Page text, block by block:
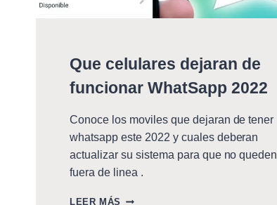
Que celulares dejaran de
funcionar WhatSapp 2022
Conoce los moviles que dejaran de tener
whatsapp este 2022 y cuales deberan
actualizar su sistema para que no queden
fuera de linea .
LEER MÁS QUE